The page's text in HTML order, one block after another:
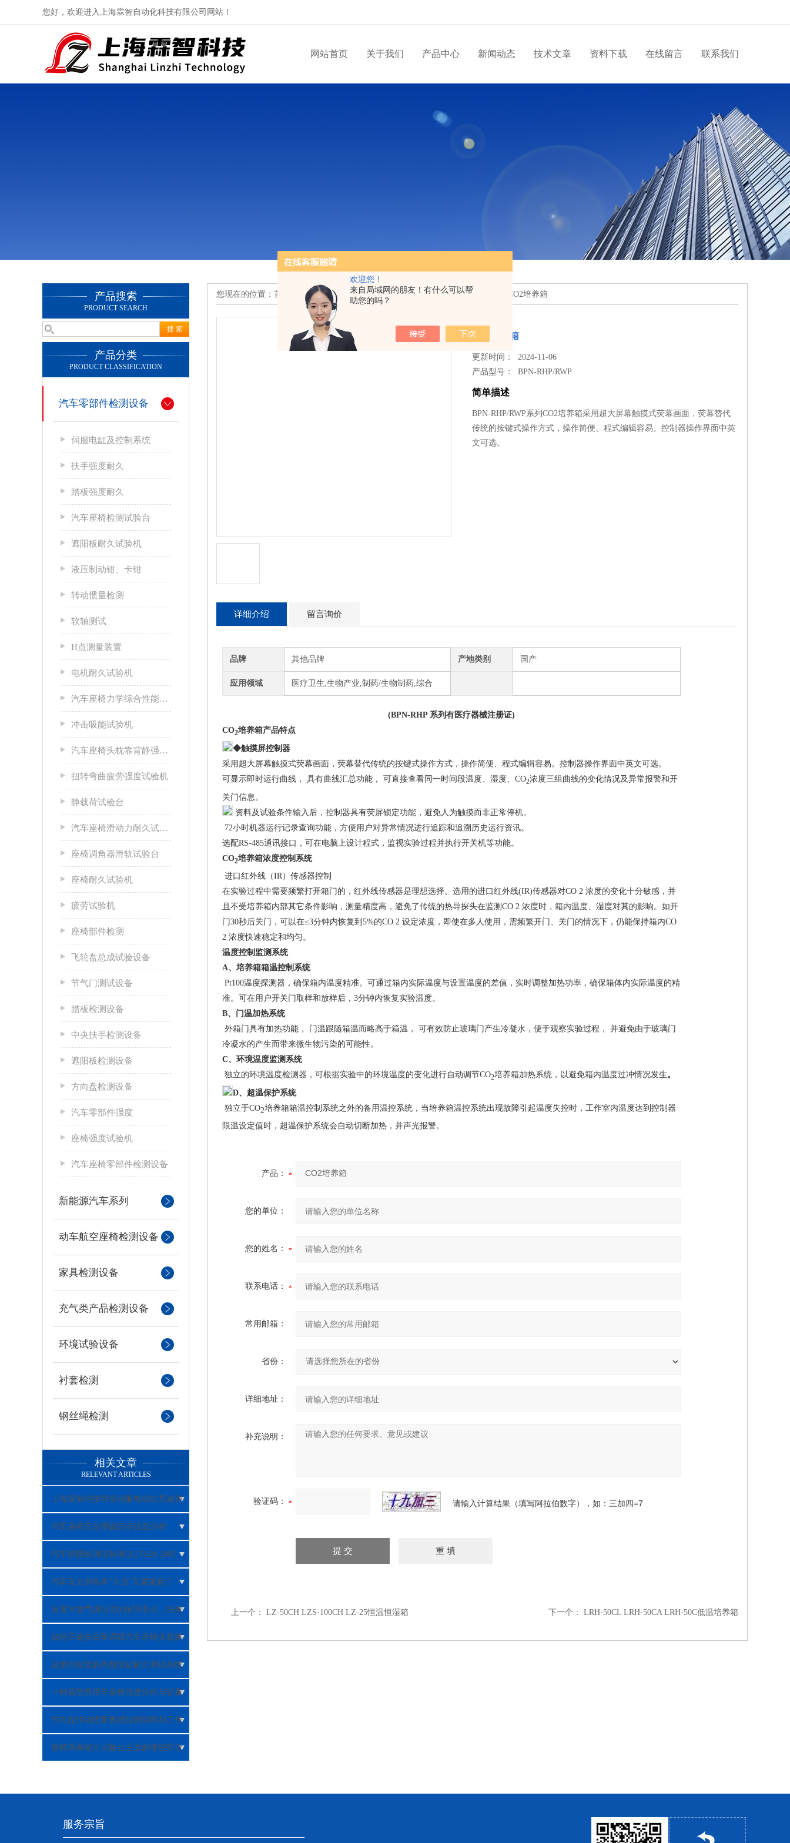
欢迎您！
来自局域网的朋友！有什么可以帮
助您的吗？
您好，欢迎进入上海霖智自动化科技有限公司网站！
网站首页 关于我们 产品中心 新闻动态 技术文章 资料下载 在线留言 联系我们
产品搜索
PRODUCT SEARCH
产品分类
PRODUCT CLASSIFICATION
汽车零部件检测设备
伺服电缸及控制系统
扶手强度耐久
踏板强度耐久
汽车座椅检测试验台
遮阳板耐久试验机
液压制动钳、卡钳
转动惯量检测
软轴测试
H点测量装置
电机耐久试验机
汽车座椅力学综合性能试验机
冲击吸能试验机
汽车座椅头枕靠背静强度试验台
扭转弯曲疲劳强度试验机
静载荷试验台
汽车座椅滑动力耐久试验台
座椅调角器滑轨试验台
座椅耐久试验机
疲劳试验机
座椅部件检测
飞轮盘总成试验设备
节气门测试设备
踏板检测设备
中央扶手检测设备
遮阳板检测设备
方向盘检测设备
汽车零部件强度
座椅强度试验机
汽车座椅零部件检测设备
新能源汽车系列
动车航空座椅检测设备
家具检测设备
充气类产品检测设备
环境试验设备
衬套检测
钢丝绳检测
相关文章
RELEVANT ARTICLES
上海霖智科技研发伺服电动缸高速控
制器在佛吉亚系统得到广泛应用！
汽车座椅安全带固定点强度分析
汽车遮阳板测试标准QC/T629-2005
汽车安全的根本“大法”又要更新了：
GB7258修订
反复冲放气测试仪的使用要点，快来
了解一下吧！
如何正确安装和调试汽车座椅头枕靠
背静强度试验台？
这是你知道的高频电缸耐久测试系统
吗？
一种新型商用车座椅强度分析与轻量
化研究
方向盘转动惯量测试仪的结构和工作
原理
座椅调高耐久试验台主要由哪些部分
您现在的位置： 首页 产品中心 >>环境试验设备>>培养箱 >> BPN-RHP/RWPCO2培养箱
CO2培养箱
更新时间： 2024-11-06
产品型号：BPN-RHP/RWP
简单描述
BPN-RHP/RWP系列CO2培养箱采用超大屏幕触摸式荧幕画面，荧幕替代
传统的按键式操作方式，操作简便、程式编辑容易。控制器操作界面中英
文可选。
详细介绍 留言询价
品牌 其他品牌 产地类别 国产
应用领域 医疗卫生,生物产业,制药/生物制药,综合
(BPN-RHP 系列有医疗器械注册证)
CO2培养箱产品特点
◆触摸屏控制器
采用超大屏幕触摸式荧幕画面，荧幕替代传统的按键式操作方式，操作简便、程式编辑容易。控制器操作界面中英文可选。
可显示即时运行曲线， 具有曲线汇总功能， 可直接查看同一时间段温度、湿度、CO2浓度三组曲线的变化情况及异常报警和开
关门信息。
资料及试验条件输入后，控制器具有荧屏锁定功能，避免人为触摸而非正常停机。
72小时机器运行记录查询功能，方便用户对异常情况进行追踪和追溯历史运行资讯。
选配RS-485通讯接口，可在电脑上设计程式，监视实验过程并执行开关机等功能。
CO2培养箱浓度控制系统
进口红外线（IR）传感器控制
在实验过程中需要频繁打开箱门的，红外线传感器是理想选择。选用的进口红外线(IR)传感器对CO 2 浓度的变化十分敏感，并
且不受培养箱内部其它条件影响，测量精度高，避免了传统的热导探头在监测CO 2 浓度时，箱内温度、湿度对其的影响。如开
门30秒后关门，可以在≤3分钟内恢复到5%的CO 2 设定浓度，即使在多人使用，需频繁开门、关门的情况下，仍能保持箱内CO
2 浓度快速稳定和均匀。
温度控制监测系统
A、培养箱箱温控制系统
Pt100温度探测器，确保箱内温度精准。可通过箱内实际温度与设置温度的差值，实时调整加热功率，确保箱体内实际温度的精
准。可在用户开关门取样和放样后，3分钟内恢复实验温度。
B、门温加热系统
外箱门具有加热功能， 门温跟随箱温而略高于箱温， 可有效防止玻璃门产生冷凝水，便于观察实验过程， 并避免由于玻璃门
冷凝水的产生而带来微生物污染的可能性。
C、环境温度监测系统
独立的环境温度检测器，可根据实验中的环境温度的变化进行自动调节CO2培养箱加热系统，以避免箱内温度过冲情况发生。
D、超温保护系统
独立于CO2培养箱箱温控制系统之外的备用温控系统，当培养箱温控系统出现故障引起温度失控时，工作室内温度达到控制器
限温设定值时，超温保护系统会自动切断加热，并声光报警。
产品：
您的单位：
您的姓名：
联系电话：
常用邮箱：
省份：
详细地址：
补充说明：
验证码： 请输入计算结果（填写阿拉伯数字），如：三加四=7
上一个： LZ-50CH LZS-100CH LZ-25恒温恒湿箱 下一个： LRH-50CL LRH-50CA LRH-50C低温培养箱
服务宗旨